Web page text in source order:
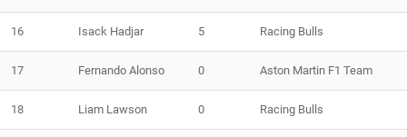
16 Isack Hadjar 5 Racing Bulls
17 Fernando Alonso 0 Aston Martin F1 Team
18 Liam Lawson 0 Racing Bulls